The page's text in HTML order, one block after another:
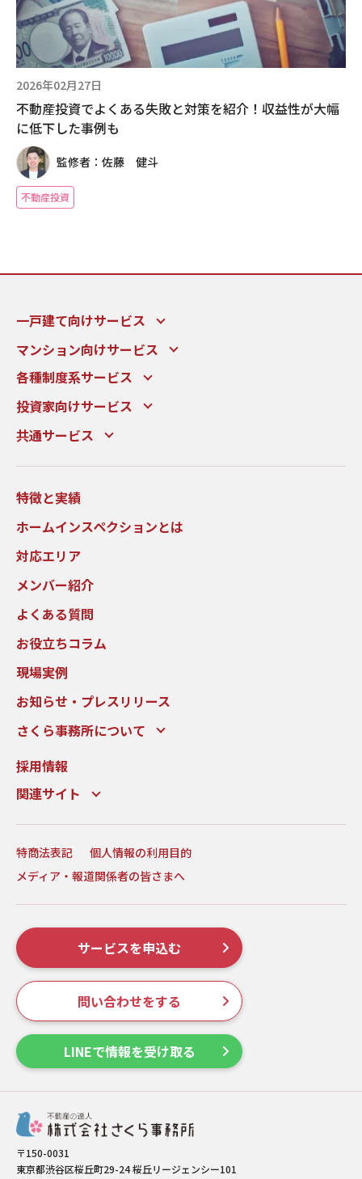
2026年02月27日
不動産投資でよくある失敗と対策を紹介！収益性が大幅
に低下した事例も
監修者：佐藤 健斗
不動産投資
一戸建て向けサービス
マンション向けサービス
各種制度系サービス
投資家向けサービス
共通サービス
特徴と実績
ホームインスペクションとは
対応エリア
メンバー紹介
よくある質問
お役立ちコラム
現場実例
お知らせ・プレスリリース
さくら事務所について
採用情報
関連サイト
特商法表記
個人情報の利用目的
メディア・報道関係者の皆さまへ
サービスを申込む
問い合わせをする
LINEで情報を受け取る
〒150-0031
東京都渋谷区桜丘町29-24 桜丘リージェンシー101